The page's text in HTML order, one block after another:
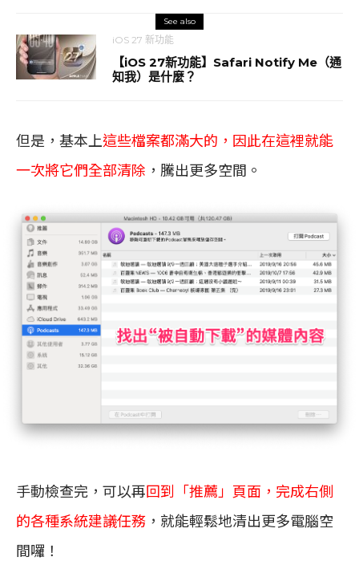
See also
iOS 27 新功能
【iOS 27新功能】Safari Notify Me（通
知我）是什麼？
但是，基本上這些檔案都滿大的，因此在這裡就能
一次將它們全部清除 ，騰出更多空間。
手動檢查完，可以再回到「推薦」頁面，完成右側
的各種系統建議任務 ，就能輕鬆地清出更多電腦空
間囉！